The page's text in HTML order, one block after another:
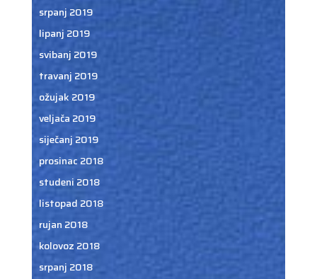
srpanj 2019
lipanj 2019
svibanj 2019
travanj 2019
ožujak 2019
veljača 2019
siječanj 2019
prosinac 2018
studeni 2018
listopad 2018
rujan 2018
kolovoz 2018
srpanj 2018